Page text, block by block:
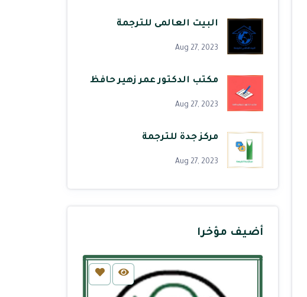
البيت العالمى للترجمة
Aug 27, 2023
مكتب الدكتور عمر زهير حافظ
Aug 27, 2023
مركز جدة للترجمة
Aug 27, 2023
أضيف مؤخرا